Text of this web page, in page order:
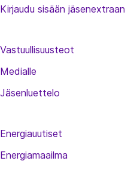
Kirjaudu sisään jäsenextraan
Vastuullisuusteot
Medialle
Jäsenluettelo
Energiauutiset
Energiamaailma